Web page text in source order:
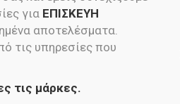
για ΕΠΙΣΚΕΥΗ
αποτελέσματα.
τις υπηρεσίες που
τις μάρκες.